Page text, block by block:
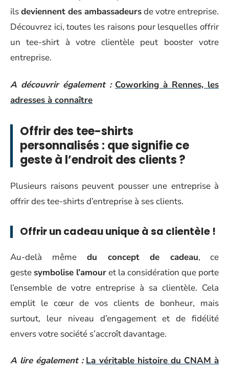
ilsdeviennent des ambassadeursde votre entreprise.
Découvrez ici, toutes les raisons pour lesquelles offrir
un tee-shirt à votre clientèle peut booster votre
entreprise.
A découvrir également : Coworking à Rennes, les
adresses à connaître
Offrir des tee-shirts
personnalisés : que signifie ce
geste à l’endroit des clients ?
Plusieurs raisons peuvent pousser une entreprise à
offrir des tee-shirts d’entreprise à ses clients.
Offrir un cadeau unique à sa clientèle !
Au-delà mêmedu concept de cadeau, ce
geste symbolise l’amouret la considération que porte
l’ensemble de votre entreprise à sa clientèle. Cela
emplit le cœur de vos clients de bonheur, mais
surtout, leur niveau d’engagement et de fidélité
envers votre société s’accroît davantage.
A lire également : La véritable histoire du CNAM à